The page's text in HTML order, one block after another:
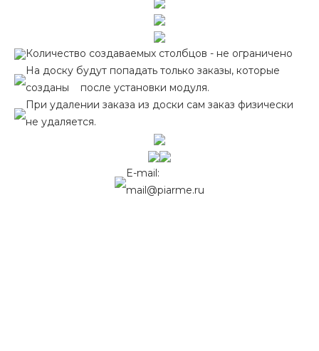
Количество создаваемых столбцов - не ограничено
На доску будут попадать только заказы, которые
созданы после установки модуля.
При удалении заказа из доски сам заказ физически
не удаляется.
E-mail:
mail@piarme.ru